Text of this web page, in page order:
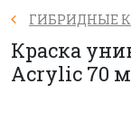
ГИБРИДНЫЕ
Краска
Acrylic 70